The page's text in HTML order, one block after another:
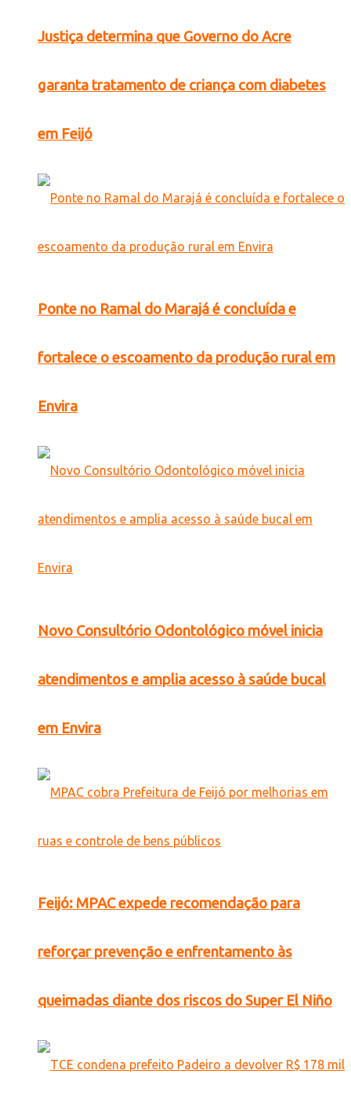
Justiça determina que Governo do Acre
garanta tratamento de criança com diabetes
em Feijó
Ponte no Ramal do Marajá é concluída e
fortalece o escoamento da produção rural em
Envira
Novo Consultório Odontológico móvel inicia
atendimentos e amplia acesso à saúde bucal
em Envira
Feijó: MPAC expede recomendação para
reforçar prevenção e enfrentamento às
queimadas diante dos riscos do Super El Niño